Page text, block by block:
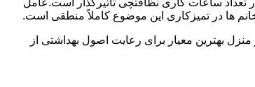
ساعات کاری نظافتچی تأثیرگذار است.عامل
ها در تمیزکاری این موضوع کاملاً منطقی است.
بهترین معیار برای رعایت اصول بهداشتی از